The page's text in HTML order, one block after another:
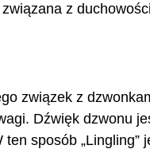
z
związek z
Dźwięk dzwonu
sposób „Lingling”